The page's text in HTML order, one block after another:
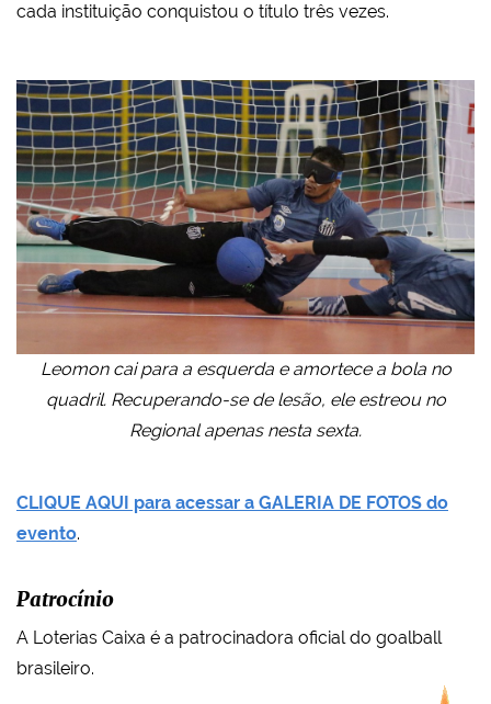
cada instituição conquistou o título três vezes.
Leomon cai para a esquerda e amortece a bola no
quadril. Recuperando-se de lesão, ele estreou no
Regional apenas nesta sexta.
CLIQUE AQUI para acessar a GALERIA DE FOTOS do
evento.
Patrocínio
A Loterias Caixa é a patrocinadora oficial do goalball
brasileiro.